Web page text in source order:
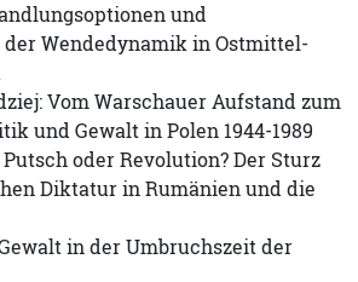
und
Wendedynamik in Ostmittel-
Vom Warschauer Aufstand zum
und Gewalt in Polen 1944-1989
oder Revolution? Der Sturz
Diktatur in Rumänien und die
in der Umbruchszeit der